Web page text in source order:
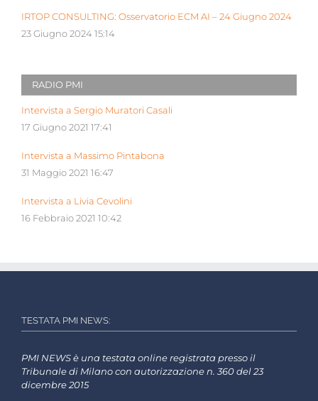
IRTOP CONSULTING: Osservatorio ECM AI – 24 Giugno 2024
23 Giugno 2024 15:14
RADIO PMI
Intervista a Sergio Muratori Casali
17 Giugno 2021 17:41
Intervista a Massimo Pintabona
31 Maggio 2021 16:47
Intervista a Livia Cevolini
16 Febbraio 2021 10:42
TESTATA PMI NEWS:
PMI NEWS è una testata online registrata presso il
Tribunale di Milano con autorizzazione n. 360 del 23
dicembre 2015